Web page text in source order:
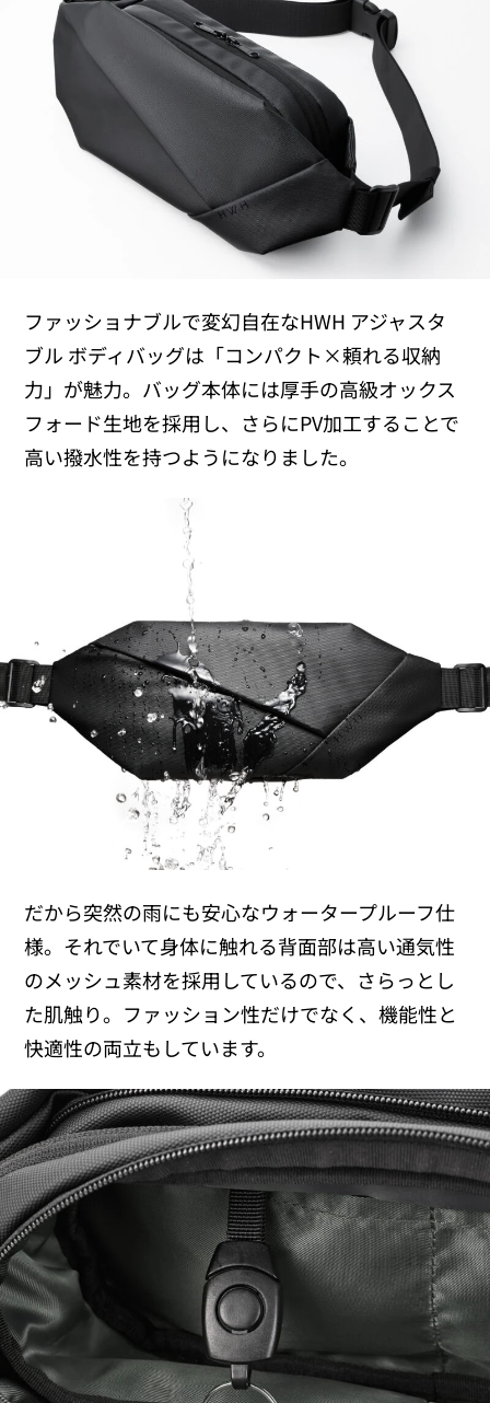
ファッショナブルで変幻自在なHWH アジャスタ
ブル ボディバッグは「コンパクト×頼れる収納
力」が魅力。バッグ本体には厚手の高級オックス
フォード生地を採用し、さらにPV加工することで
高い撥水性を持つようになりました。
だから突然の雨にも安心なウォータープルーフ仕
様。それでいて身体に触れる背面部は高い通気性
のメッシュ素材を採用しているので、さらっとし
た肌触り。ファッション性だけでなく、機能性と
快適性の両立もしています。